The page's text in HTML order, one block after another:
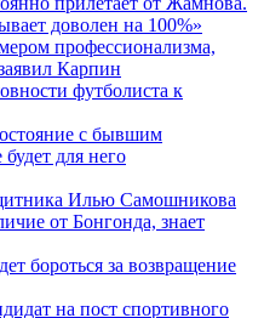
доволен на 100%»
профессионализма,
Карпин
футболиста к
с бывшим
для него
Илью Самошникова
от Бонгонда, знает
бороться за возвращение
на пост спортивного